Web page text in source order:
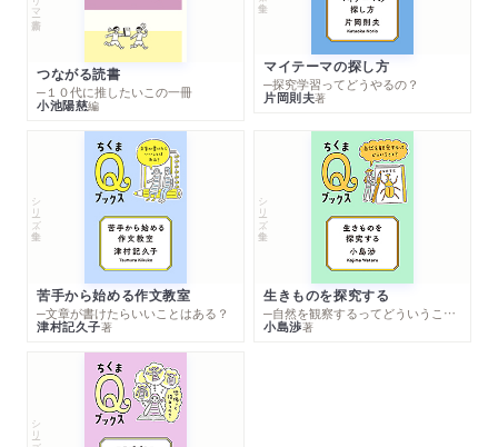
つながる読書
─１０代に推したいこの一冊
小池陽慈編
マイテーマの探し方
─探究学習ってどうやるの？
片岡則夫著
シリーズ・全集
苦手から始める作文教室
─文章が書けたらいいことはある？
津村記久子著
シリーズ・全集
生きものを探究する
─自然を観察するってどういうこと？
小島渉著
シリーズ・全集